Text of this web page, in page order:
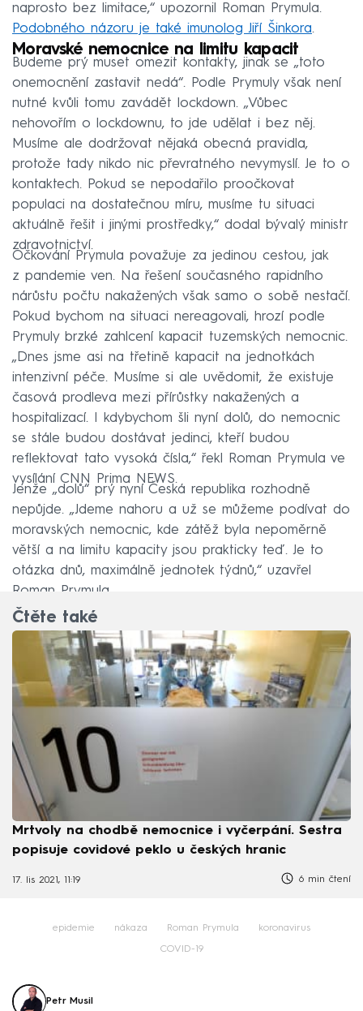
naprosto bez limitace,“ upozornil Roman Prymula.
Podobného názoru je také imunolog Jiří Šinkora.
Moravské nemocnice na limitu kapacit
Budeme prý muset omezit kontakty, jinak se „toto
onemocnění zastavit nedá“. Podle Prymuly však není
nutné kvůli tomu zavádět lockdown. „Vůbec
nehovořím o lockdownu, to jde udělat i bez něj.
Musíme ale dodržovat nějaká obecná pravidla,
protože tady nikdo nic převratného nevymyslí. Je to o
kontaktech. Pokud se nepodařilo proočkovat
populaci na dostatečnou míru, musíme tu situaci
aktuálně řešit i jinými prostředky,“ dodal bývalý ministr
zdravotnictví.
Očkování Prymula považuje za jedinou cestou, jak
z pandemie ven. Na řešení současného rapidního
nárůstu počtu nakažených však samo o sobě nestačí.
Pokud bychom na situaci nereagovali, hrozí podle
Prymuly brzké zahlcení kapacit tuzemských nemocnic.
„Dnes jsme asi na třetině kapacit na jednotkách
intenzivní péče. Musíme si ale uvědomit, že existuje
časová prodleva mezi přírůstky nakažených a
hospitalizací. I kdybychom šli nyní dolů, do nemocnic
se stále budou dostávat jedinci, kteří budou
reflektovat tato vysoká čísla,“ řekl Roman Prymula ve
vysílání CNN Prima NEWS.
Jenže „dolů“ prý nyní Česká republika rozhodně
nepůjde. „Jdeme nahoru a už se můžeme podívat do
moravských nemocnic, kde zátěž byla nepoměrně
větší a na limitu kapacity jsou prakticky teď. Je to
otázka dnů, maximálně jednotek týdnů,“ uzavřel
Roman Prymula.
Čtěte také
Mrtvoly na chodbě nemocnice i vyčerpání. Sestra
popisuje covidové peklo u českých hranic
17. lis 2021, 11:19 6 min čtení
epidemie nákaza Roman Prymula koronavirus
COVID-19
Petr Musil